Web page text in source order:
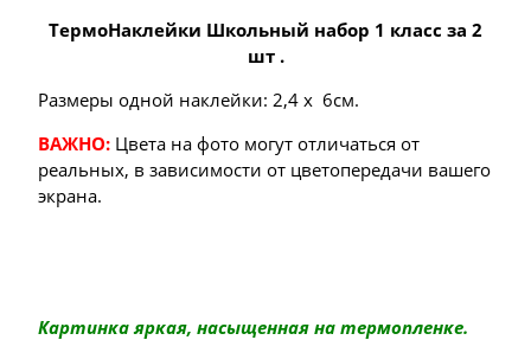
ТермоНаклейки Школьный набор 1 класс за 2
шт .
Размеры одной наклейки: 2,4 х 6см.
ВАЖНО: Цвета на фото могут отличаться от
реальных, в зависимости от цветопередачи вашего
экрана.
Картинка яркая, насыщенная на термопленке.